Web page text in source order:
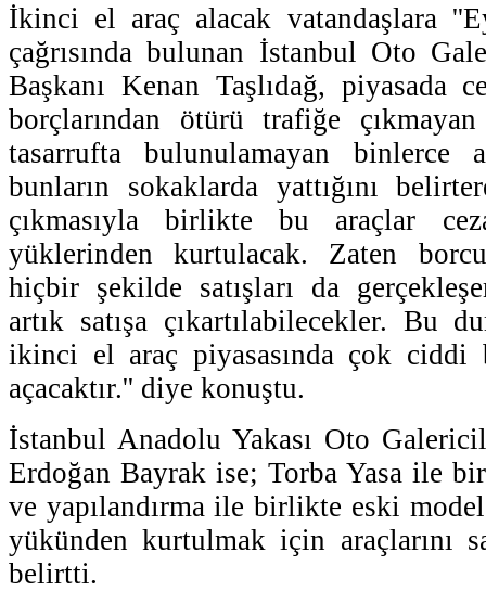
İkinci el araç alacak vatandaşlara
çağrısında bulunan İstanbul Oto
Başkanı Kenan Taşlıdağ, piyasada
borçlarından ötürü trafiğe
tasarrufta bulunulamayan binlerce
bunların sokaklarda yattığını
çıkmasıyla birlikte bu araçlar
yüklerinden kurtulacak. Zaten
hiçbir şekilde satışları da
artık satışa çıkartılabilecekler. Bu
ikinci el araç piyasasında çok
açacaktır.'' diye konuştu.
İstanbul Anadolu Yakası Oto
Erdoğan Bayrak ise; Torba Yasa ile
ve yapılandırma ile birlikte eski
yükünden kurtulmak için araçlarını
belirtti.